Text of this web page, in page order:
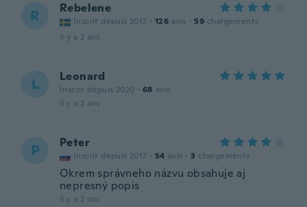
R Rebelene
Inscrit depuis 2017 · 126 avis · 59 chargements
il y a 2 ans
L Leonard
Inscrit depuis 2020 · 68 avis
il y a 2 ans
P Peter
Inscrit depuis 2017 · 54 avis · 3 chargements
Okrem správneho názvu obsahuje aj
nepresný popis
il y a 2 ans